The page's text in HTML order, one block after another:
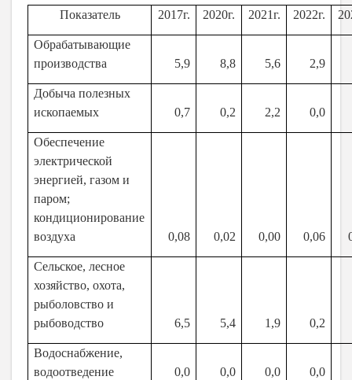
Показатель 2017г. 2020г. 2021г. 2022г.
Обрабатывающие
производства
5,9 8,8 5,6 2,9
Добыча полезных
ископаемых
0,7 0,2 2,2 0,0
Обеспечение
электрической
энергией, газом и
паром;
кондиционирование
воздуха
0,08 0,02 0,00 0,06
Сельское, лесное
хозяйство, охота,
рыболовство и
рыбоводство
6,5 5,4 1,9 0,2
Водоснабжение,
водоотведение
0,0 0,0 0,0 0,0